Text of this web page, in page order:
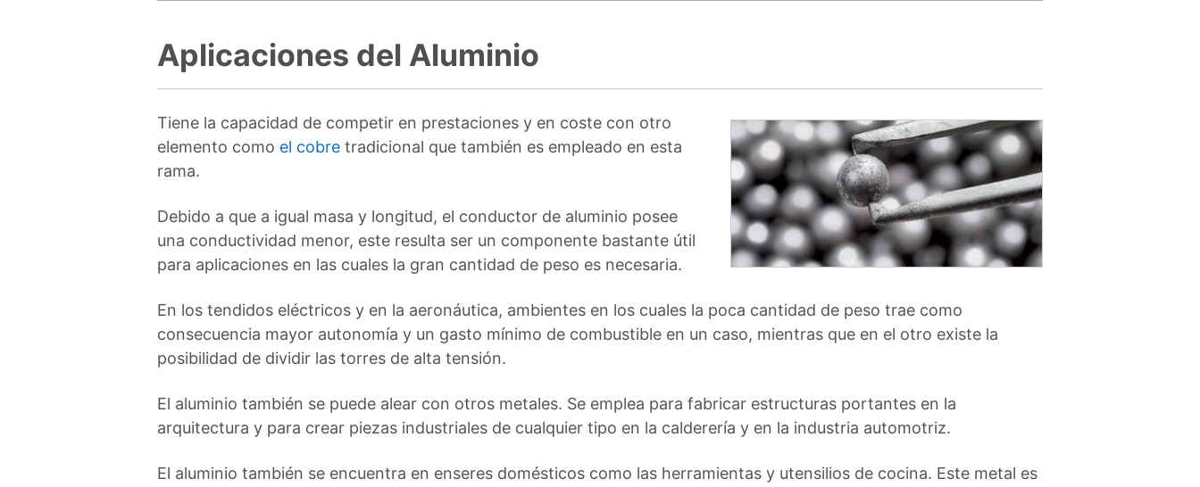
Aplicaciones del Aluminio
Tiene la capacidad de competir en prestaciones y en coste con otro
elemento como el cobre tradicional que también es empleado en esta
rama.
Debido a que a igual masa y longitud, el conductor de aluminio posee
una conductividad menor, este resulta ser un componente bastante útil
para aplicaciones en las cuales la gran cantidad de peso es necesaria.
En los tendidos eléctricos y en la aeronáutica, ambientes en los cuales la poca cantidad de peso trae como
consecuencia mayor autonomía y un gasto mínimo de combustible en un caso, mientras que en el otro existe la
posibilidad de dividir las torres de alta tensión.
El aluminio también se puede alear con otros metales. Se emplea para fabricar estructuras portantes en la
arquitectura y para crear piezas industriales de cualquier tipo en la calderería y en la industria automotriz.
El aluminio también se encuentra en enseres domésticos como las herramientas y utensilios de cocina. Este metal es